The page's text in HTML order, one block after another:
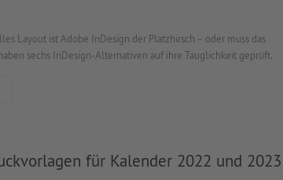
Layout ist Adobe InDesign der Platzhirsch – oder muss das
sechs InDesign-Alternativen auf ihre Tauglichkeit geprüft.
für Kalender 2022 und 2023